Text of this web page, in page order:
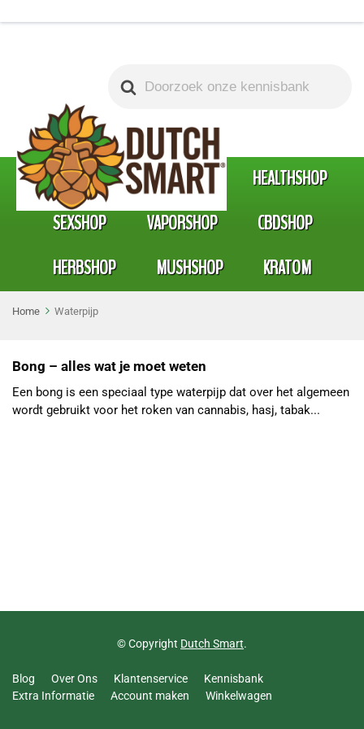
For
SMARTSHOP HEADSHOP
HEALTHSHOP
SEXSHOP
VAPORSHOP
CBDSHOP
HERBSHOP
MUSHSHOP KRATOM
Home Waterpijp
Bong – alles wat je moet weten
Een bong is een speciaal type waterpijp dat over het algemeen
wordt gebruikt voor het roken van cannabis, hasj, tabak...
© Copyright Dutch Smart.
Blog Over Ons Klantenservice
Kennisbank
Extra Informatie
Account maken Winkelwagen